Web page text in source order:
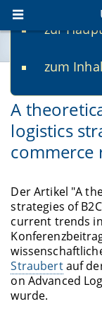
zur
zum
A
logistics
commerce
Der Artikel "A
strategies of
current trends
Straubertauf
on Advanced
wurde.